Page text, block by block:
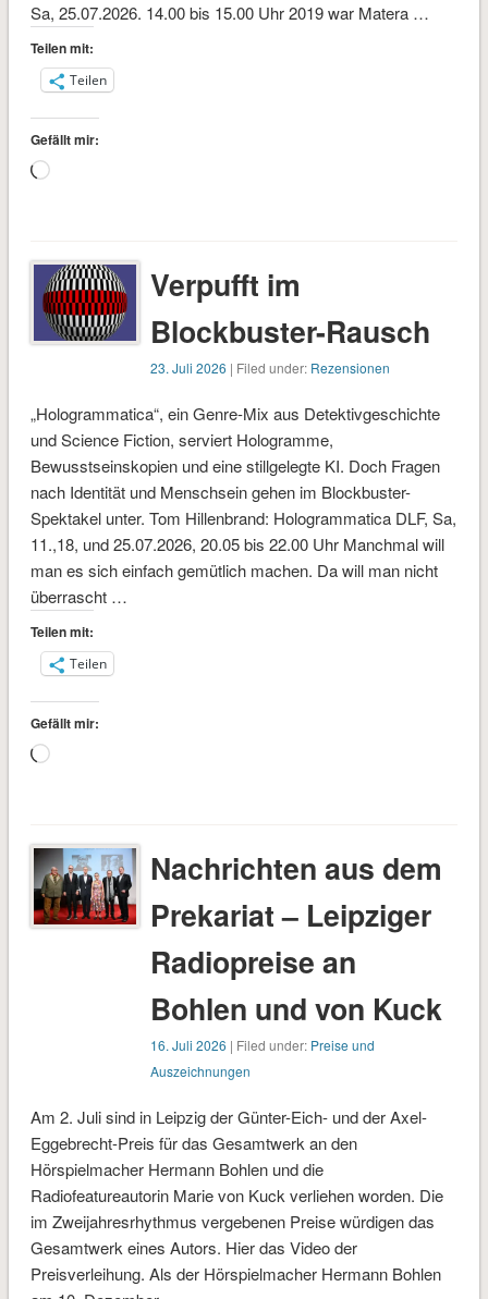
Sa, 25.07.2026. 14.00 bis 15.00 Uhr 2019 war Matera …
Teilen mit:
Teilen
Gefällt mir:
Wird
Verpufft im
Blockbuster-Rausch
23. Juli 2026 | Filed under: Rezensionen
„Hologrammatica“, ein Genre-Mix aus Detektivgeschichte
und Science Fiction, serviert Hologramme,
Bewusstseinskopien und eine stillgelegte KI. Doch Fragen
nach Identität und Menschsein gehen im Blockbuster-
Spektakel unter. Tom Hillenbrand: Hologrammatica DLF, Sa,
11.,18, und 25.07.2026, 20.05 bis 22.00 Uhr Manchmal will
man es sich einfach gemütlich machen. Da will man nicht
überrascht …
Teilen mit:
Teilen
Gefällt mir:
Wird
Nachrichten aus dem
Prekariat – Leipziger
Radiopreise an
Bohlen und von Kuck
16. Juli 2026 | Filed under: Preise und
Auszeichnungen
Am 2. Juli sind in Leipzig der Günter-Eich- und der Axel-
Eggebrecht-Preis für das Gesamtwerk an den
Hörspielmacher Hermann Bohlen und die
Radiofeatureautorin Marie von Kuck verliehen worden. Die
im Zweijahresrhythmus vergebenen Preise würdigen das
Gesamtwerk eines Autors. Hier das Video der
Preisverleihung. Als der Hörspielmacher Hermann Bohlen